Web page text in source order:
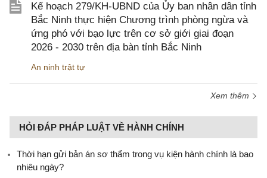
Kế hoạch 279/KH-UBND của Ủy ban nhân dân tỉnh
Bắc Ninh thực hiện Chương trình phòng ngừa và
ứng phó với bạo lực trên cơ sở giới giai đoạn
2026 - 2030 trên địa bàn tỉnh Bắc Ninh
An ninh trật tự
Xem thêm
HỎI ĐÁP PHÁP LUẬT VỀ HÀNH CHÍNH
Thời hạn gửi bản án sơ thẩm trong vụ kiện hành chính là bao
nhiêu ngày?